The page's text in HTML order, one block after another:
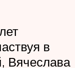
в
Вячеслава